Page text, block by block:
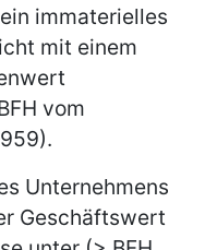
immaterielles
mit einem
vom
Unternehmens
Geschäftswert